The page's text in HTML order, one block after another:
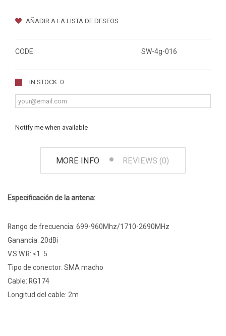
AÑADIR A LA LISTA DE DESEOS
CODE: SW-4g-016
IN STOCK: 0
Notify me when available
MORE INFO REVIEWS (0)
Especificación de la antena:
Rango de frecuencia: 699-960Mhz/1710-2690MHz
Ganancia: 20dBi
V.S.W.R: ≤1. 5
Tipo de conector: SMA macho
Cable: RG174
Longitud del cable: 2m